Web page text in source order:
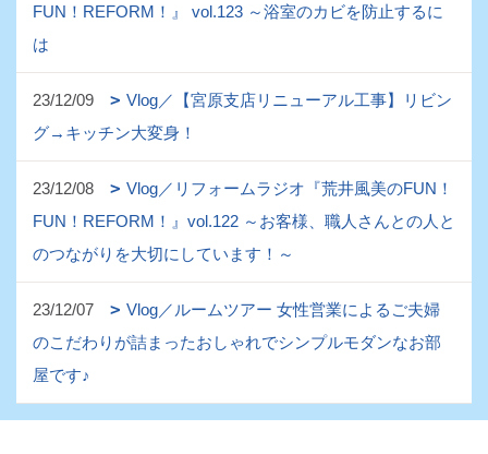
FUN！REFORM！』 vol.123 ～浴室のカビを防止するに
は
23/12/09
Vlog／【宮原支店リニューアル工事】リビン
グ→キッチン大変身！
23/12/08
Vlog／リフォームラジオ『荒井風美のFUN！
FUN！REFORM！』vol.122 ～お客様、職人さんとの人と
のつながりを大切にしています！～
23/12/07
Vlog／ルームツアー 女性営業によるご夫婦
のこだわりが詰まったおしゃれでシンプルモダンなお部
屋です♪